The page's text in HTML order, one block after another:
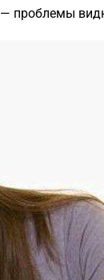
— проблемы